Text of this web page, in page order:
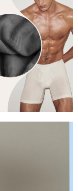
面顯示為準，若有關於
聯繫「AFTEE先享後付
support/home
享後付」服務完成之交
易相關給付款項請求債
之同意方可使用
，本公司不負相關責
用戶狀況，依本公司即
，本公司將視審查結果
發現惡意使用之情形，
並採取法律行動。
配送)